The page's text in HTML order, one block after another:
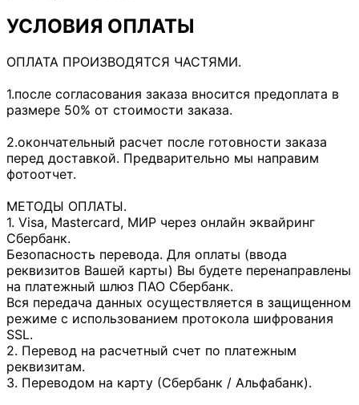
УСЛОВИЯ ОПЛАТЫ
ОПЛАТА ПРОИЗВОДЯТСЯ ЧАСТЯМИ.
1.после согласования заказа вносится предоплата в
размере 50% от стоимости заказа.
2.окончательный расчет после готовности заказа
перед доставкой. Предварительно мы направим
фотоотчет.
МЕТОДЫ ОПЛАТЫ.
1. Visa, Mastercard, МИР через онлайн эквайринг
Сбербанк.
Безопасность перевода. Для оплаты (ввода
реквизитов Вашей карты) Вы будете перенаправлены
на платежный шлюз ПАО Сбербанк.
Вся передача данных осуществляется в защищенном
режиме с использованием протокола шифрования
SSL.
2. Перевод на расчетный счет по платежным
реквизитам.
3. Переводом на карту (Сбербанк / Альфабанк).